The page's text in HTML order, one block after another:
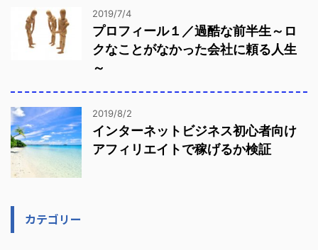
2019/7/4
プロフィール１／過酷な前半生～ロ
クなことがなかった会社に頼る人生
～
2019/8/2
インターネットビジネス初心者向け
アフィリエイトで稼げるか検証
カテゴリー